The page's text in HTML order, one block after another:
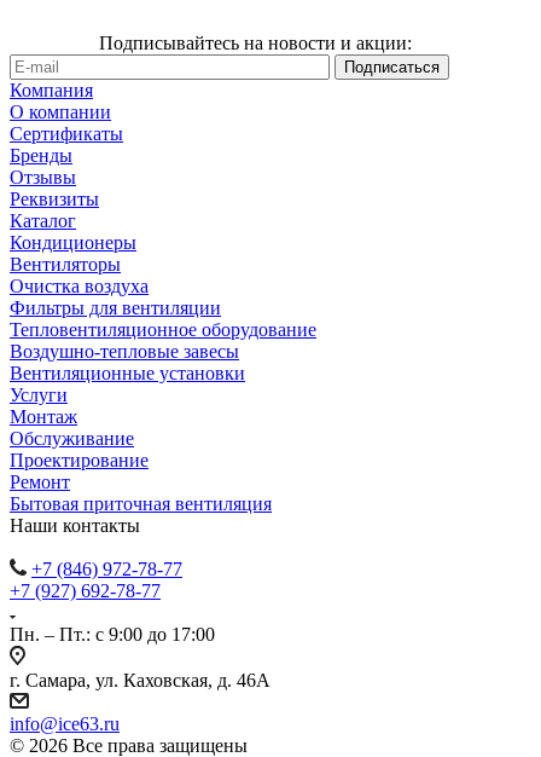
Подписывайтесь на новости и акции:
Компания
О компании
Сертификаты
Бренды
Отзывы
Реквизиты
Каталог
Кондиционеры
Вентиляторы
Очистка воздуха
Фильтры для вентиляции
Тепловентиляционное оборудование
Воздушно-тепловые завесы
Вентиляционные установки
Услуги
Монтаж
Обслуживание
Проектирование
Ремонт
Бытовая приточная вентиляция
Наши контакты
+7 (846) 972-78-77
+7 (927) 692-78-77
Пн. – Пт.: с 9:00 до 17:00
г. Самара, ул. Каховская, д. 46А
info@ice63.ru
© 2026 Все права защищены